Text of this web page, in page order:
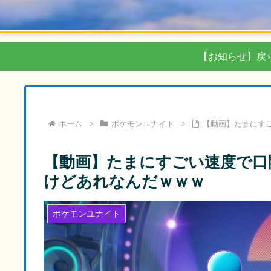
【お知らせ】
ホーム ポケモンユナイト 【動画】たまに
【動画】たまにすごい速度で
けどあれなんだｗｗｗ
ポケモンユナイト